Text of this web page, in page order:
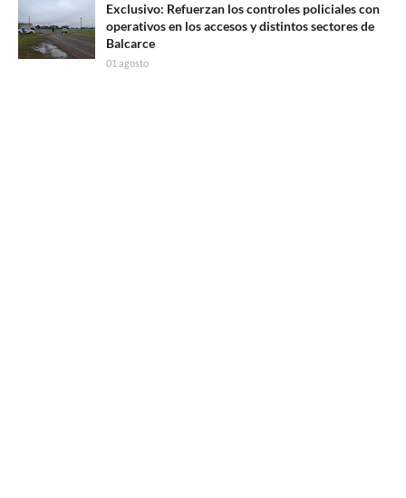
Exclusivo: Refuerzan los controles policiales con
operativos en los accesos y distintos sectores de
Balcarce
01 agosto